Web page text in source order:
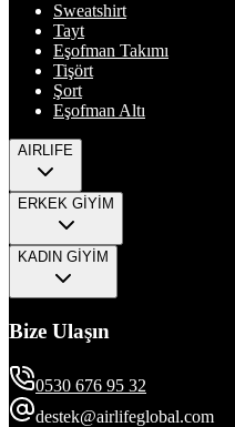
Sweatshirt
Tayt
Eşofman Takımı
Tişört
Şort
Eşofman Altı
AIRLIFE
ERKEK GİYİM
KADIN GİYİM
Bize Ulaşın
0530 676 95 32
destek@airlifeglobal.com